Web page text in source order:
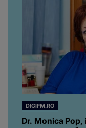
DIGIFM.RO
Dr. Monica